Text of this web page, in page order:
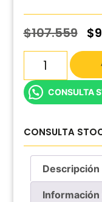
$107.559 $
CONSULTA
CONSULTA
Descripción
Información